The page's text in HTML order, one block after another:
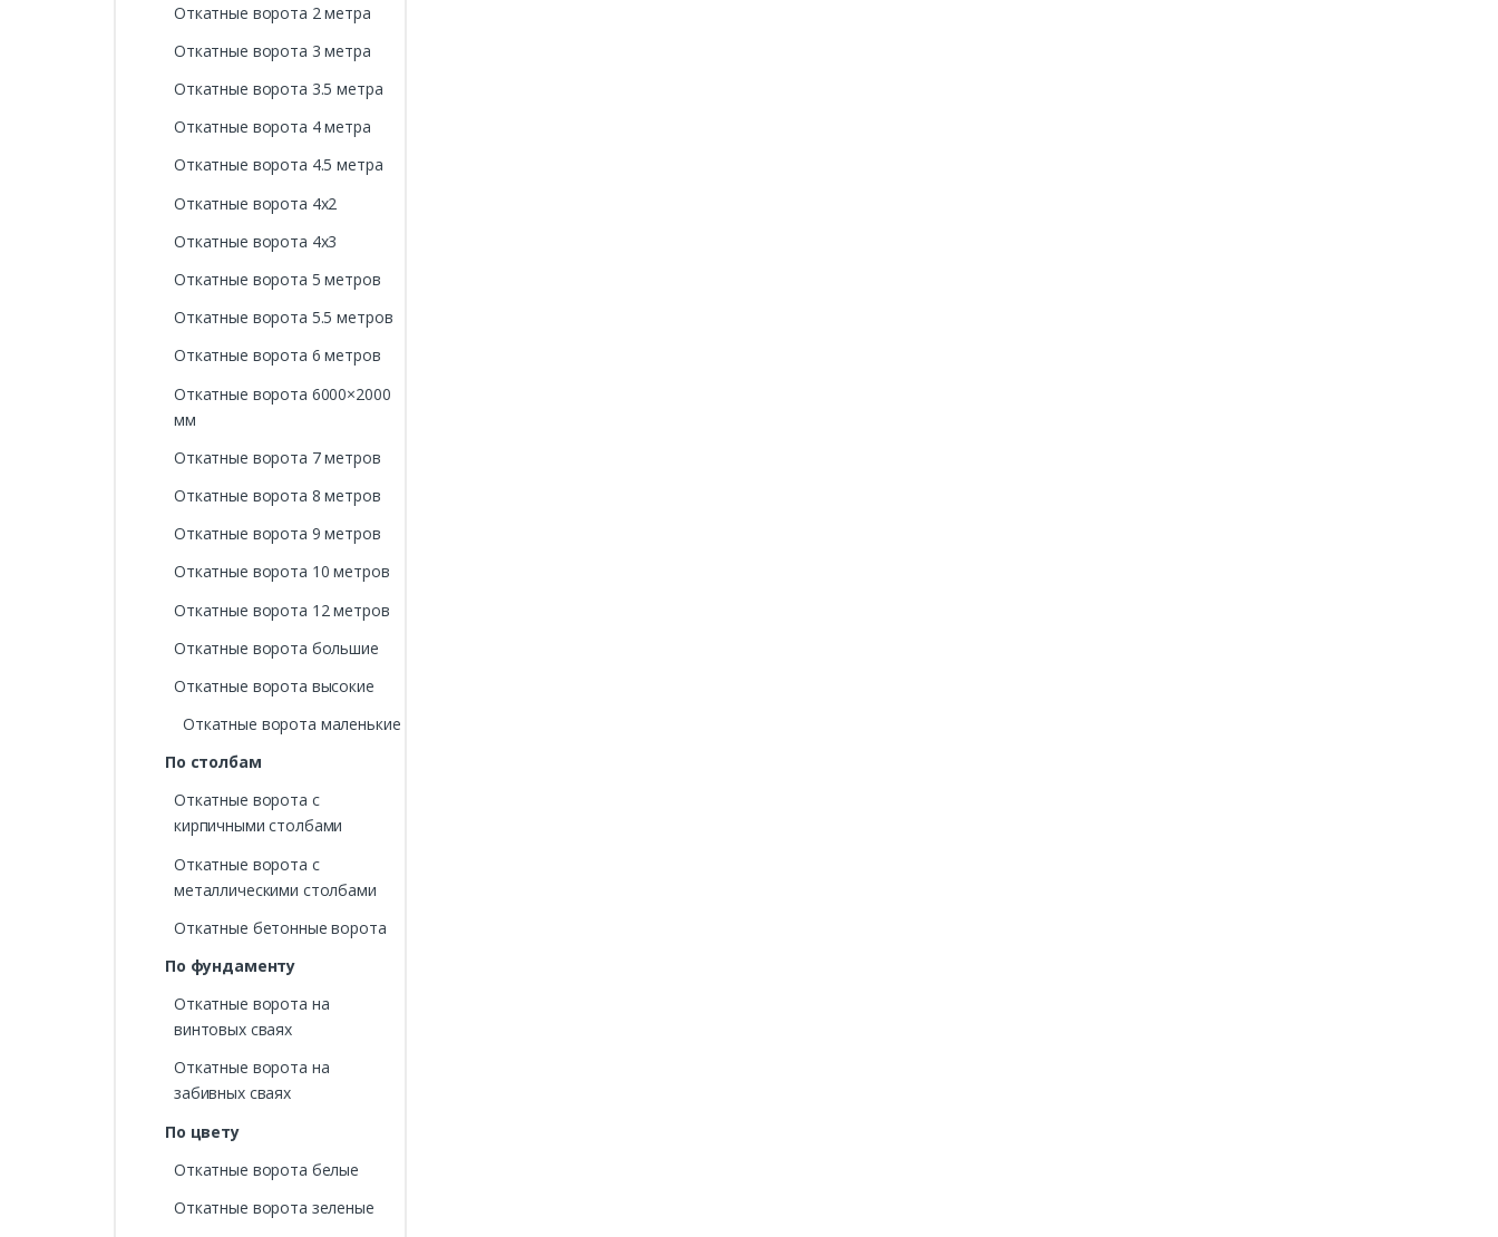
Откатные ворота 2 метра
Откатные ворота 3 метра
Откатные ворота 3.5 метра
Откатные ворота 4 метра
Откатные ворота 4.5 метра
Откатные ворота 4х2
Откатные ворота 4х3
Откатные ворота 5 метров
Откатные ворота 5.5 метров
Откатные ворота 6 метров
Откатные ворота 6000×2000
мм
Откатные ворота 7 метров
Откатные ворота 8 метров
Откатные ворота 9 метров
Откатные ворота 10 метров
Откатные ворота 12 метров
Откатные ворота большие
Откатные ворота высокие
Откатные ворота маленькие
По столбам
Откатные ворота с
кирпичными столбами
Откатные ворота с
металлическими столбами
Откатные бетонные ворота
По фундаменту
Откатные ворота на
винтовых сваях
Откатные ворота на
забивных сваях
По цвету
Откатные ворота белые
Откатные ворота зеленые